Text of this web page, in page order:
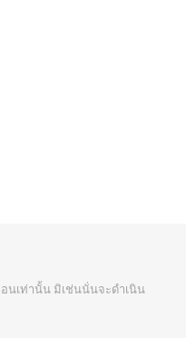
นเท่านั้น มิเช่นนั่นจะดำเนิน